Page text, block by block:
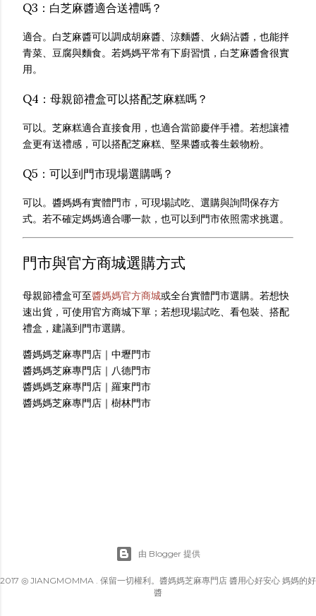
Q3：白芝麻醬適合送禮嗎？
適合。白芝麻醬可以調成胡麻醬、涼麵醬、火鍋沾醬，也能拌
青菜、豆腐與麵食。若媽媽平常有下廚習慣，白芝麻醬會很實
用。
Q4：母親節禮盒可以搭配芝麻糕嗎？
可以。芝麻糕適合直接食用，也適合當節慶伴手禮。若想讓禮
盒更有送禮感，可以搭配芝麻糕、堅果醬或養生穀物粉。
Q5：可以到門市現場選購嗎？
可以。醬媽媽有實體門市，可現場試吃、選購與詢問保存方
式。若不確定媽媽適合哪一款，也可以到門市依照需求挑選。
門市與官方商城選購方式
母親節禮盒可至醬媽媽官方商城或全台實體門市選購。若想快
速出貨，可使用官方商城下單；若想現場試吃、看包裝、搭配
禮盒，建議到門市選購。
醬媽媽芝麻專門店｜中壢門市
醬媽媽芝麻專門店｜八德門市
醬媽媽芝麻專門店｜羅東門市
醬媽媽芝麻專門店｜樹林門市
由 Blogger 提供
2017 ◎ JIANGMOMMA . 保留一切權利。醬媽媽芝麻專門店 醬用心好安心 媽媽的好
醬